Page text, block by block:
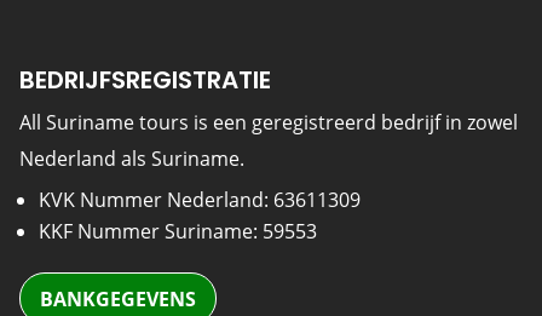
BEDRIJFSREGISTRATIE
All Suriname tours is een geregistreerd bedrijf in zowel
Nederland als Suriname.
KVK Nummer Nederland: 63611309
KKF Nummer Suriname: 59553
BANKGEGEVENS